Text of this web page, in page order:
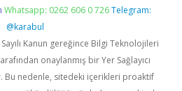
Whatsapp: 0262 606 0 726 Telegram:
@karabul
Kanun gereğince Bilgi Teknolojileri
onaylanmış bir Yer Sağlayıcı
Bu nedenle, sitedeki içerikleri proaktif